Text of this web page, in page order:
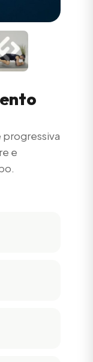
progressiva
e